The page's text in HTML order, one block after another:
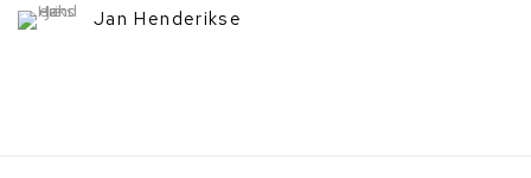
Jan Henderikse